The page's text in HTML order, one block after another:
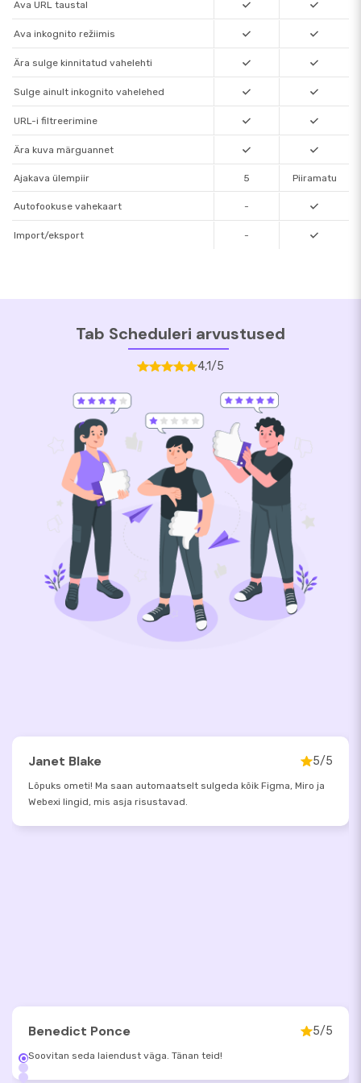
2025 kell
Ava URL taustal
Ava inkognito režiimis
Ära sulge kinnitatud vahelehti
Sulge ainult inkognito vahelehed
URL-i filtreerimine
Ära kuva märguannet
Ajakava ülempiir 5 Piiramatu
Autofookuse vahekaart -
Import/eksport -
Tab Scheduleri arvustused
4,1/5
Janet Blake 5/5
Lõpuks ometi! Ma saan automaatselt sulgeda kõik Figma, Miro ja
Webexi lingid, mis asja risustavad.
Benedict Ponce 5/5
Soovitan seda laiendust väga. Tänan teid!